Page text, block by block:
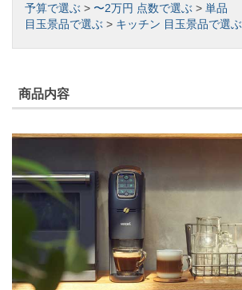
予算で選ぶ > 〜2万円 点数で選ぶ > 単品
目玉景品で選ぶ > キッチン 目玉景品で選ぶ
商品内容